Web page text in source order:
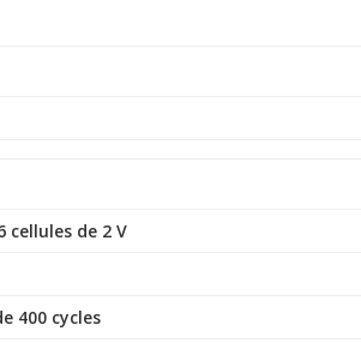
cellules de 2 V
400 cycles